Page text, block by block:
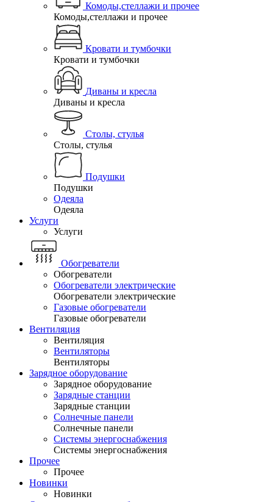
Комоды,стеллажи и прочее
Комоды,стеллажи и прочее
Кровати и тумбочки
Кровати и тумбочки
Диваны и кресла
Диваны и кресла
Столы, стулья
Столы, стулья
Подушки
Подушки
Одеяла
Одеяла
Услуги
Услуги
Обогреватели
Обогреватели
Обогреватели электрические
Обогреватели электрические
Газовые обогреватели
Газовые обогреватели
Вентиляция
Вентиляция
Вентиляторы
Вентиляторы
Зарядное оборудование
Зарядное оборудование
Зарядные станции
Зарядные станции
Солнечные панели
Солнечные панели
Системы энергоснабжения
Системы энергоснабжения
Прочее
Прочее
Новинки
Новинки